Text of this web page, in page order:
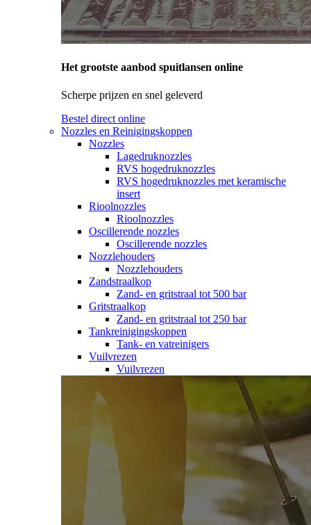
Het grootste aanbod spuitlansen online
Scherpe prijzen en snel geleverd
Bestel direct online
Nozzles en Reinigingskoppen
Nozzles
Lagedruknozzles
RVS hogedruknozzles
RVS hogedruknozzles met keramische
insert
Rioolnozzles
Rioolnozzles
Oscillerende nozzles
Oscillerende nozzles
Nozzlehouders
Nozzlehouders
Zandstraalkop
Zand- en gritstraal tot 500 bar
Gritstraalkop
Zand- en gritstraal tot 250 bar
Tankreinigingskoppen
Tank- en vatreinigers
Vuilvrezen
Vuilvrezen